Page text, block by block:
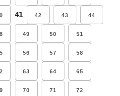
41 42 43 44
49 50 51
56 57 58
63 64 65
70 71 72